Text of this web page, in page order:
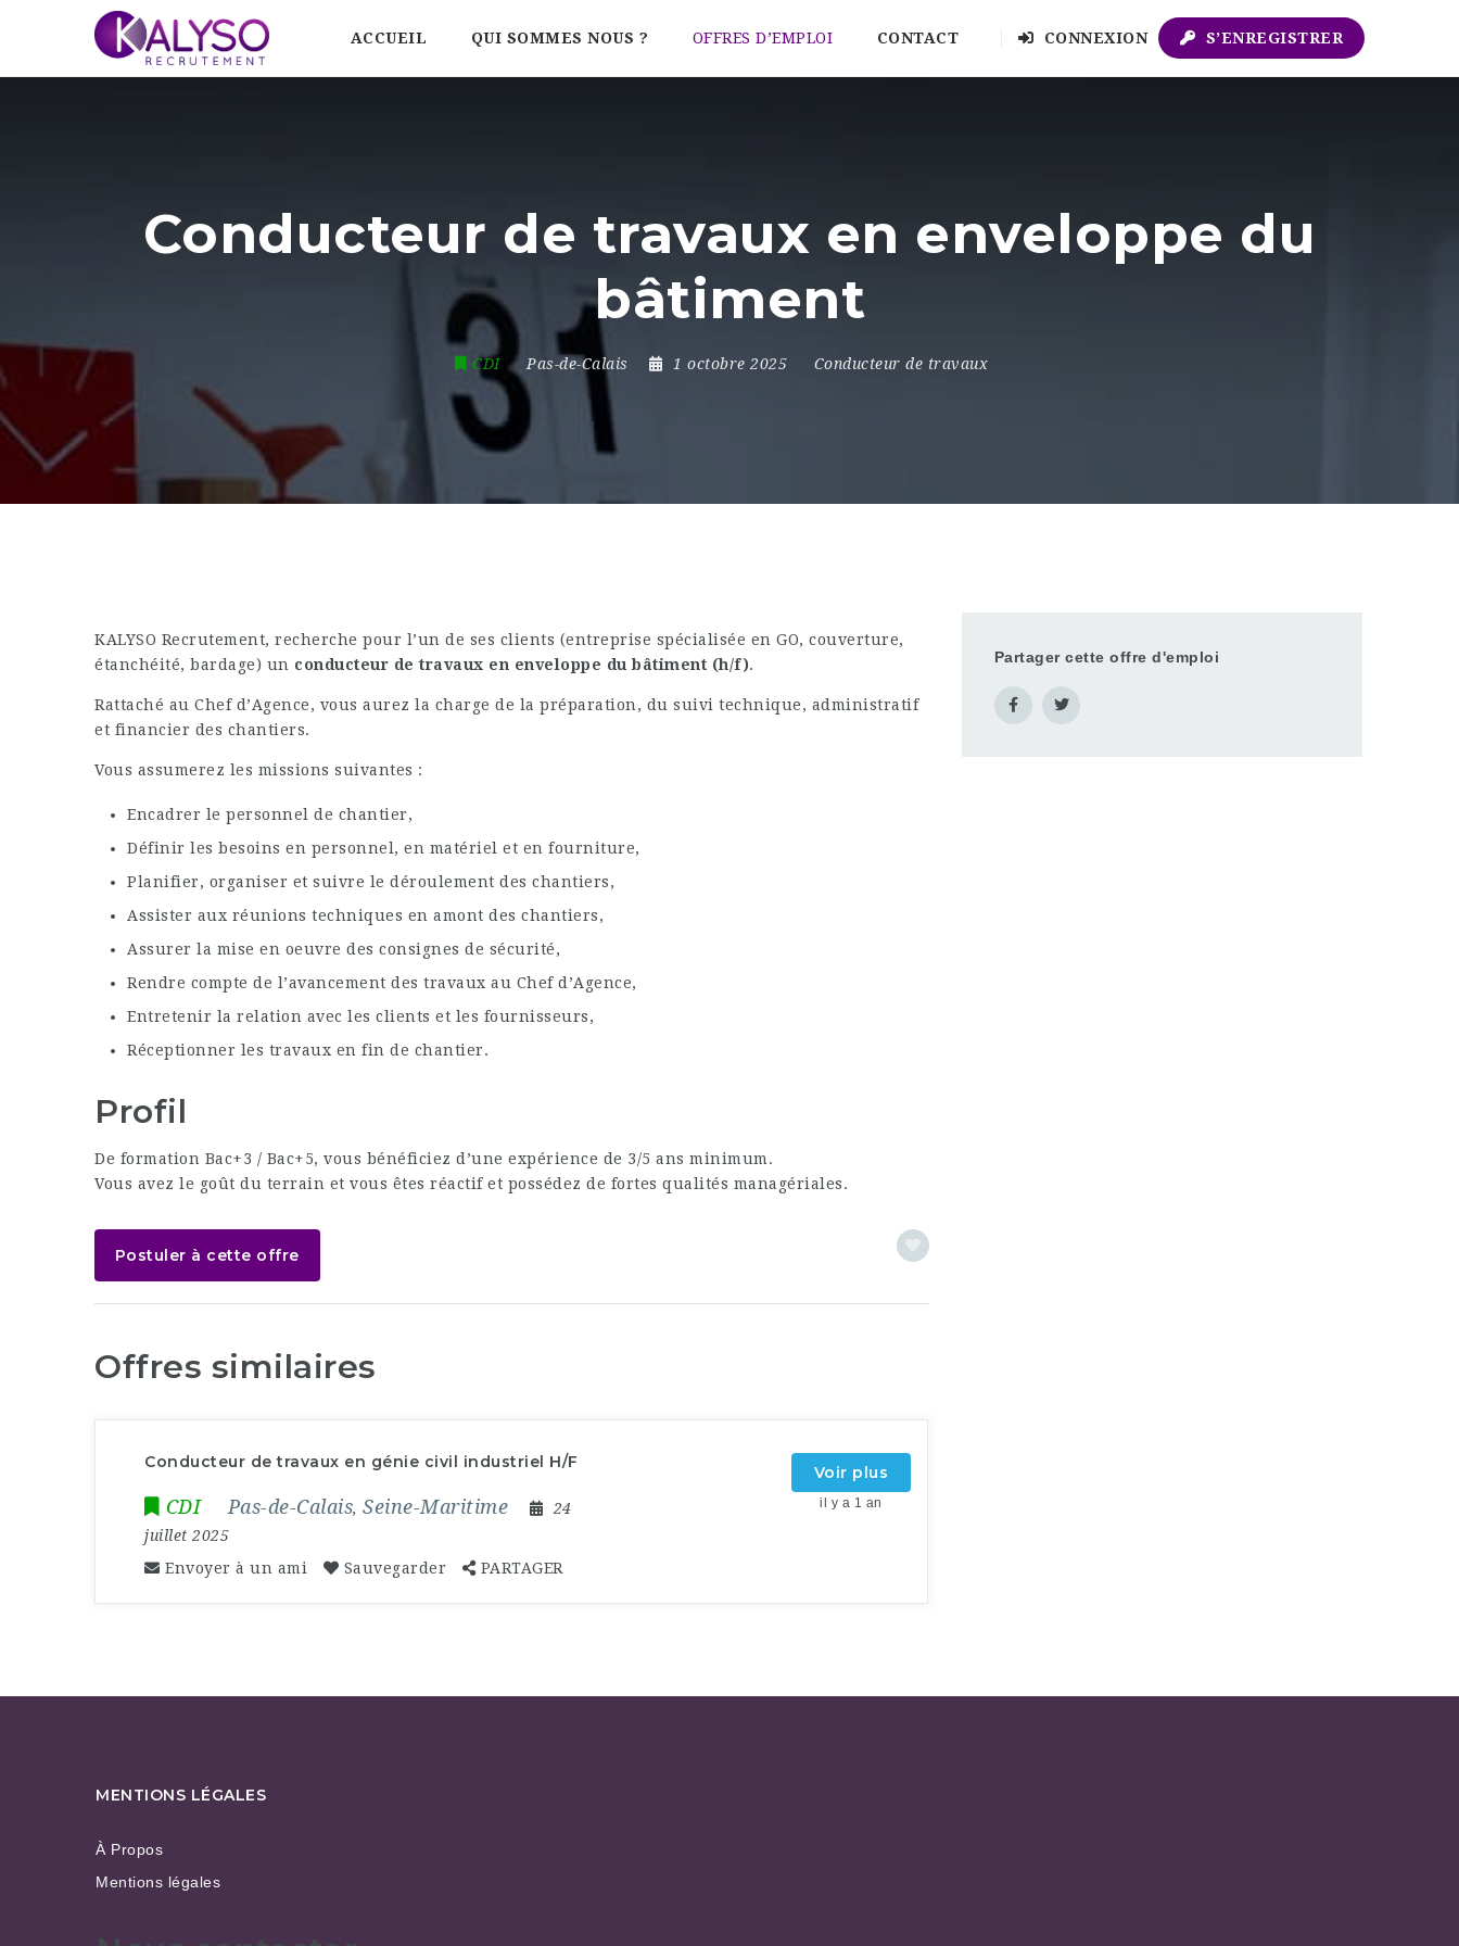
ACCUEIL QUI SOMMES NOUS ? OFFRES D’EMPLOI CONTACT CONNEXION S’ENREGISTRER
Conducteur de travaux en enveloppe du
bâtiment
CDI Pas-de-Calais 1 octobre 2025 Conducteur de travaux
KALYSO Recrutement, recherche pour l’un de ses clients (entreprise spécialisée en GO, couverture,
étanchéité, bardage) un conducteur de travaux en enveloppe du bâtiment (h/f).
Rattaché au Chef d’Agence, vous aurez la charge de la préparation, du suivi technique, administratif
et financier des chantiers.
Vous assumerez les missions suivantes :
Encadrer le personnel de chantier,
Définir les besoins en personnel, en matériel et en fourniture,
Planifier, organiser et suivre le déroulement des chantiers,
Assister aux réunions techniques en amont des chantiers,
Assurer la mise en oeuvre des consignes de sécurité,
Rendre compte de l’avancement des travaux au Chef d’Agence,
Entretenir la relation avec les clients et les fournisseurs,
Réceptionner les travaux en fin de chantier.
Profil
De formation Bac+3 / Bac+5, vous bénéficiez d’une expérience de 3/5 ans minimum.
Vous avez le goût du terrain et vous êtes réactif et possédez de fortes qualités managériales.
Postuler à cette offre
Offres similaires
Conducteur de travaux en génie civil industriel H/F
CDI Pas-de-Calais, Seine-Maritime
24
juillet 2025
Envoyer à un ami
Sauvegarder PARTAGER
Voir plus
il y a 1 an
Partager cette offre d'emploi
MENTIONS LÉGALES
À Propos
Mentions légales